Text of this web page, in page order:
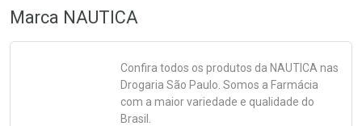
Marca NAUTICA
Confira todos os produtos da NAUTICA nas
Drogaria São Paulo. Somos a Farmácia
com a maior variedade e qualidade do
Brasil.